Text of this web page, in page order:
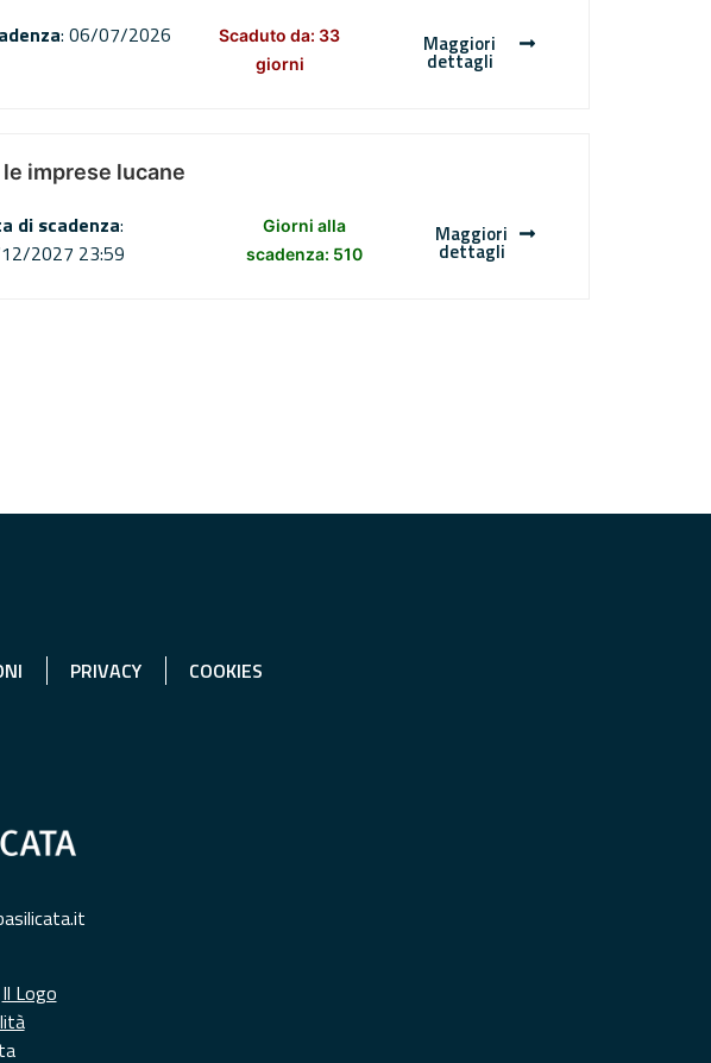
: 06/07/2026
Scaduto da: 33
giorni
Maggiori
dettagli
imprese lucane
di scadenza:
2027 23:59
Giorni alla
scadenza: 510
Maggiori
dettagli
PRIVACY COOKIES
Il Logo